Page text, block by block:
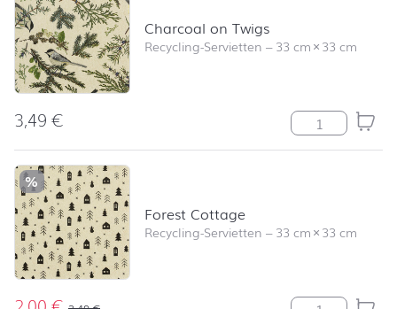
Charcoal on Twigs
Recycling-Servietten –33 cm×33 cm
3,49€ Charcoal on
%
Forest Cottage
Recycling-Servietten –33 cm×33 cm